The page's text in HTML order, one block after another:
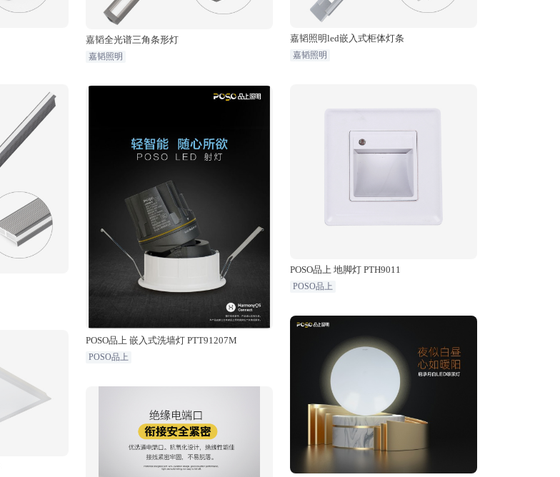
嘉韬全光谱三角条形灯
嘉韬照明
POSO品上 嵌入式洗墙灯 PTT91207M
POSO品上
嘉韬照明led嵌入式柜体灯条
嘉韬照明
POSO品上 地脚灯 PTH9011
POSO品上